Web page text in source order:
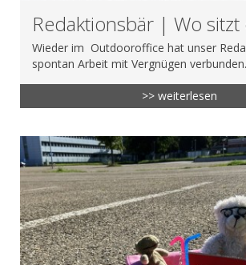
Redaktionsbär | Wo sitzt
Wieder im Outdooroffice hat unser
spontan Arbeit mit Vergnügen verbunden.
>> weiterlesen